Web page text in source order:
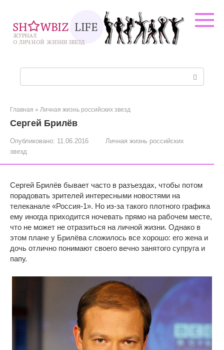
контенту
Главная » Личная жизнь российских звезд
Сергей Брилёв
Опубликовано: 11.06.2016
Личная жизнь российских
звезд
Сергей Брилёв бывает часто в разъездах, чтобы потом
порадовать зрителей интересными новостями на
телеканале «Россия-1». Но из-за такого плотного графика
ему иногда приходится ночевать прямо на рабочем месте,
что не может не отразиться на личной жизни. Однако в
этом плане у Брилёва сложилось все хорошо: его жена и
дочь отлично понимают своего вечно занятого супруга и
папу.